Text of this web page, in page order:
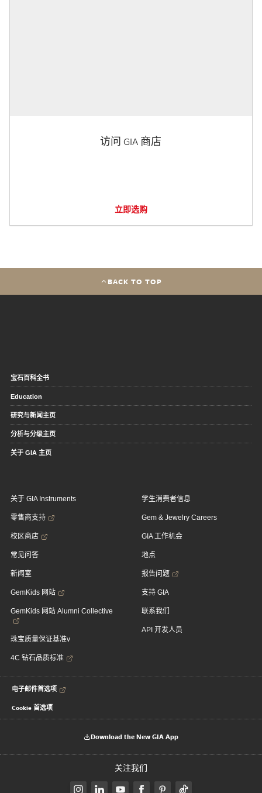
访问 GIA 商店
立即选购
BACK TO TOP
宝石百科全书
Education
研究与新闻主页
分析与分级主页
关于 GIA 主页
关于 GIA Instruments
零售商支持
校区商店
常见问答
新闻室
GemKids 网站
GemKids 网站 Alumni Collective
珠宝质量保证基准v
4C 钻石品质标准
学生消费者信息
Gem & Jewelry Careers
GIA 工作机会
地点
报告问题
支持 GIA
联系我们
API 开发人员
电子邮件首选项
Cookie 首选项
Download the New GIA App
关注我们